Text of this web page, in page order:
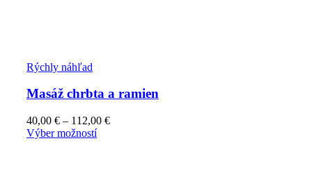
Rýchly náhľad
Masáž chrbta a ramien
40,00 € – 112,00 €
Výber možností